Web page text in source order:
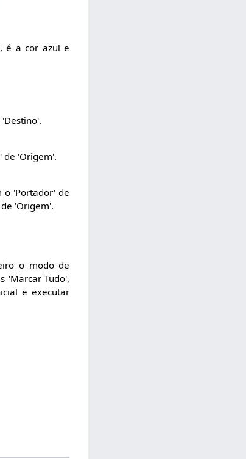
é a cor azul e
de 'Origem'.
o 'Portador' de
'Origem'.
o modo de
'Marcar Tudo',
e executar